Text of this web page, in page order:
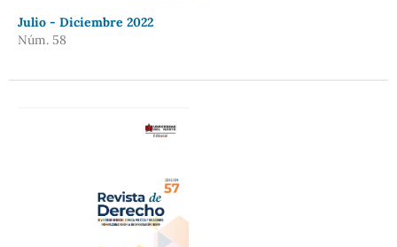
Julio - Diciembre 2022
Núm. 58